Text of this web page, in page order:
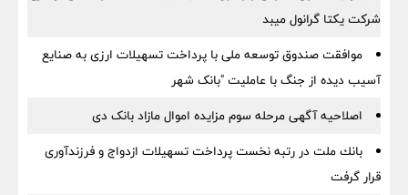
شرکت یکتا گرانول میبد
موافقت صندوق توسعه ملی با پرداخت تسهیلات ارزی به صنایع
آسیب دیده از جنگ با عاملیت "بانک شهر
اصلاحیه آگهی مرحله سوم مزایده اموال مازاد بانک دی
بانك ملت در رتبه نخست پرداخت تسهیلات ازدواج و فرزندآوری
قرار گرفت